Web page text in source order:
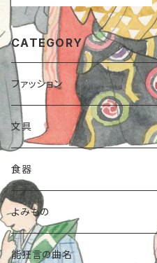
CATEGORY
ファッション
Tシャツ
トートバッグ
ランチトート
シーチング
ポーチ
スウェットポーチ
傘
文具
クリアファイル
ポストカード
のし袋
食器
よみもの
能狂言の曲名